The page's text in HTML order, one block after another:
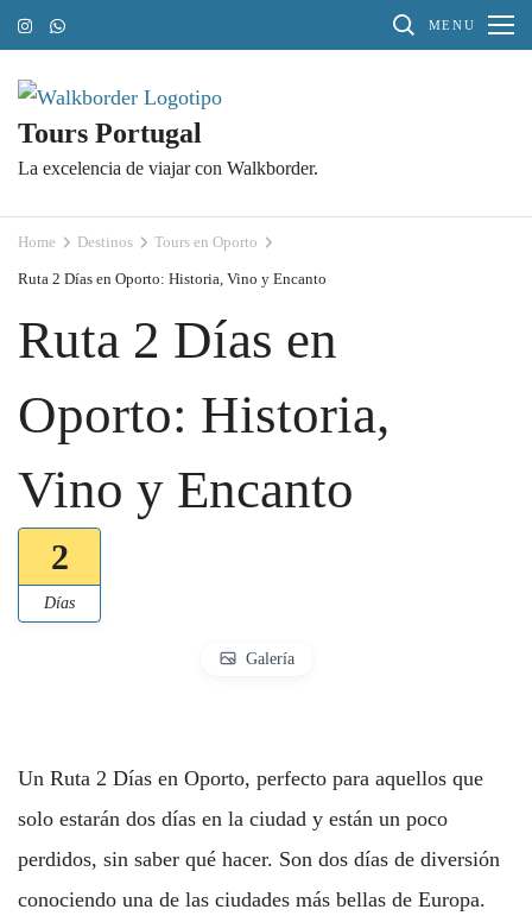
Skip
to
content
(Press
Enter)
MENU
Tours Portugal
La excelencia de viajar con Walkborder.
Home Destinos Tours en Oporto
Ruta 2 Días en Oporto: Historia, Vino y Encanto
Ruta 2 Días en
Oporto: Historia,
Vino y Encanto
2
Días
Galería
Un Ruta 2 Días en Oporto, perfecto para aquellos que
solo estarán dos días en la ciudad y están un poco
perdidos, sin saber qué hacer. Son dos días de diversión
conociendo una de las ciudades más bellas de Europa.